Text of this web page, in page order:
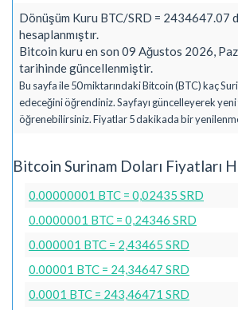
Dönüşüm Kuru BTC/SRD = 2434647.07
hesaplanmıştır.
Bitcoin kuru en son 09 Ağustos 2026,
tarihinde güncellenmiştir.
Bu sayfa ile 50 miktarındaki Bitcoin (BTC) kaç
edeceğini öğrendiniz. Sayfayı güncelleyerek yeni
öğrenebilirsiniz. Fiyatlar 5 dakikada bir
Bitcoin Surinam Doları Fiyatları
0.00000001 BTC = 0,02435 SRD
0.0000001 BTC = 0,24346 SRD
0.000001 BTC = 2,43465 SRD
0.00001 BTC = 24,34647 SRD
0.0001 BTC = 243,46471 SRD